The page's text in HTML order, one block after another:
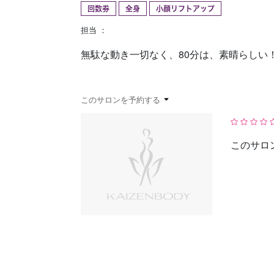
予約確認 お気に入り
回数券 全身 小顔リフトアップ
担当 ：
無駄な動き一切なく、80分は、素晴らしい！
このサロンを予約する
このサロ